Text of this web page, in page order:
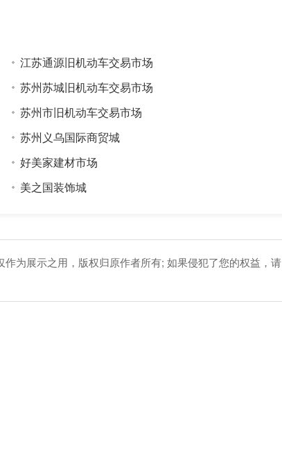
江苏通源旧机动车交易市场
苏州苏城旧机动车交易市场
苏州市旧机动车交易市场
苏州义乌国际商贸城
好美家建材市场
美之国装饰城
为展示之用，版权归原作者所有; 如果侵犯了您的权益，请